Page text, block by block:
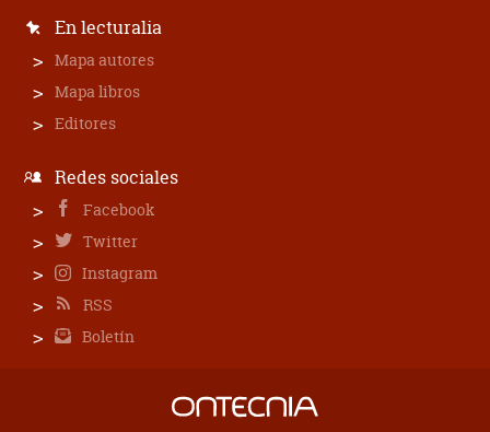
En lecturalia
Mapa autores
Mapa libros
Editores
Redes sociales
Facebook
Twitter
Instagram
RSS
Boletín